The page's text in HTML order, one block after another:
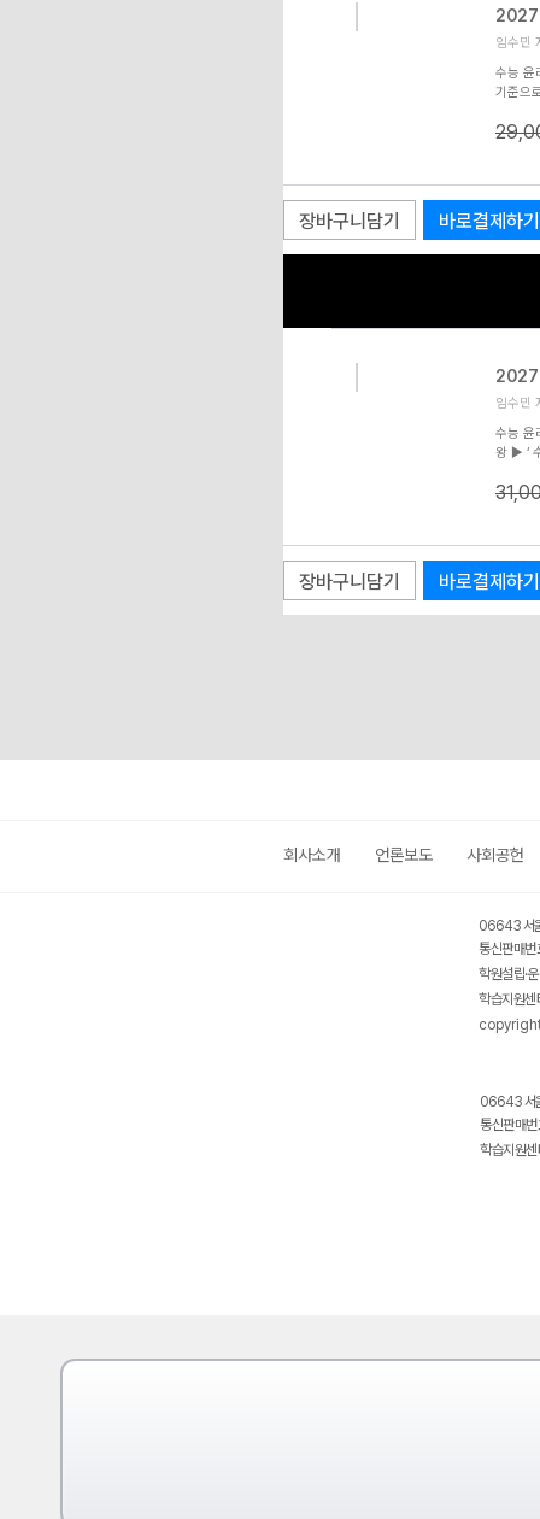
2027
임수민
수능 윤
기준으
수능 기
▶
장바구니담기 바로결제하기
2027
임수민
수능 윤
왕 ▶ ‘
핵심 뼈
선 - ‘
확인 가
장바구니담기 바로결제하기
회사소개 언론보도 사회공헌
06643 서
통신판매
학원설립·
학습지원
06643 서
통신판매
학습지원